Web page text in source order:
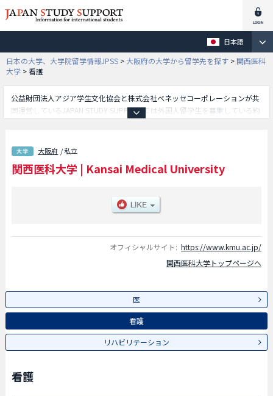
日本語
日本の大学、大学院留学情報JPSS >大阪府の大学から留学先を探す > 関西医科
大学 >看護
公益財団法人アジア学生文化協会と株式会社ベネッセコーポレーションが共
同運営しているJAPAN STUDY SUPPORTでは外国人留学生を募集している約
部やリハビリテーション学部等、学部別情報や、募集定員や合格者数など入
試情報、施設案内、アクセスなど外国人留学生に必要な情報を掲載している
ので是非ご利用ください。
大阪府 / 私立
関西医科大学 | Kansai Medical University
オフィシャルサイト: https://www.kmu.ac.jp/
関西医科大学トップページへ
医
看護
リハビリテーション
看護